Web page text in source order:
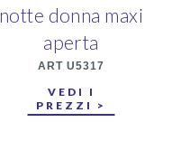
notte donna maxi
aperta
ART U5317
VEDI I
PREZZI >